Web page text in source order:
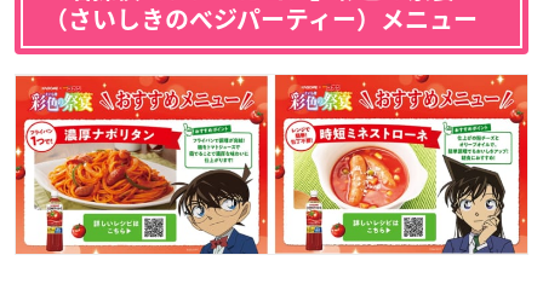
（さいしきのベジパーティー）メニュー